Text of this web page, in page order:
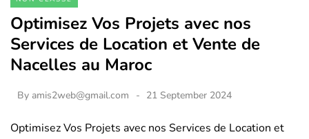
Optimisez Vos Projets avec nos
Services de Location et Vente de
Nacelles au Maroc
By amis2web@gmail.com 21 September 2024
Optimisez Vos Projets avec nos Services de Location et